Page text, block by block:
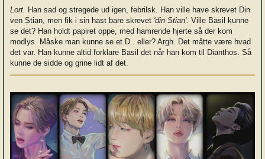
Lort.
Han sad og stregede ud igen, febrilsk. Han ville have skrevet Din
ven Stian, men fik i sin hast bare skrevet 'din Stian'. Ville Basil kunne
se det? Han holdt papiret oppe, med hamrende hjerte så der kom
modlys. Måske man kunne se et D.. eller? Argh. Det måtte være hvad
det var. Han kunne altid forklare Basil det når han kom til Dianthos. Så
kunne de sidde og grine lidt af det.